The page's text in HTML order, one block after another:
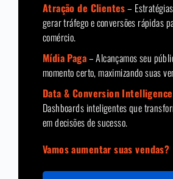
Atração de Clientes–
gerar tráfego e conversões rápidas
comércio.
Mídia Paga– Alcançamos seu
momento certo, maximizando suas
Data & Conversion Intelligence
Dashboards inteligentes que
em decisões de sucesso.
Vamos aumentar suas vendas?